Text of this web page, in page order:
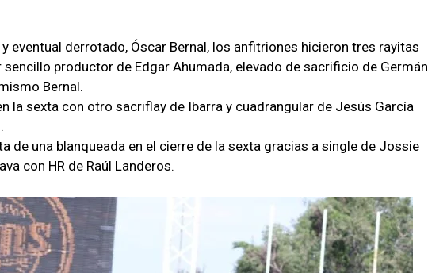
tir
eventual derrotado, Óscar Bernal, los anfitriones hicieron tres rayitas
productor de Edgar Ahumada, elevado de sacrificio de Germán
Bernal.
la sexta con otro sacriflay de Ibarra y cuadrangular de Jesús García
de una blanqueada en el cierre de la sexta gracias a single de Jossie
con HR de Raúl Landeros.